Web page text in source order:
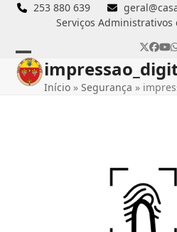
Skip
253 880 639
Serviços Administrativos
Twitter
Open
mobile
Close
mobile
Início »Segurança »